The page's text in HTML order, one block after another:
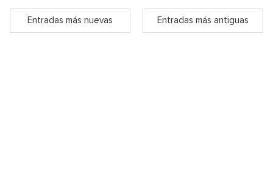
Entradas más nuevas Entradas más antiguas